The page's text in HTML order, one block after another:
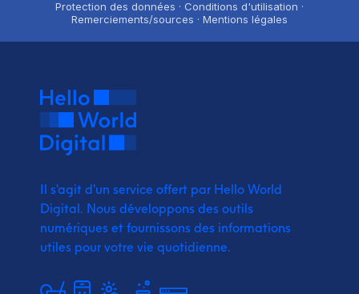
Protection des données · Conditions d'utilisation ·
Remerciements/sources · Mentions légales
Il s'agit d'un service offert par Hello World
Digital. Nous développons des outils
numériques et fournissons des informations
utiles pour votre vie quotidienne.